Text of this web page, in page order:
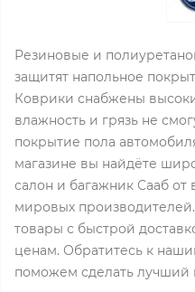
Резиновые и
защитят напольное
Коврики снабжены
влажность и грязь не
покрытие пола
магазине вы найдёте
салон и багажник Сааб
мировых
товары с быстрой
ценам. Обратитесь к
поможем сделать лучший